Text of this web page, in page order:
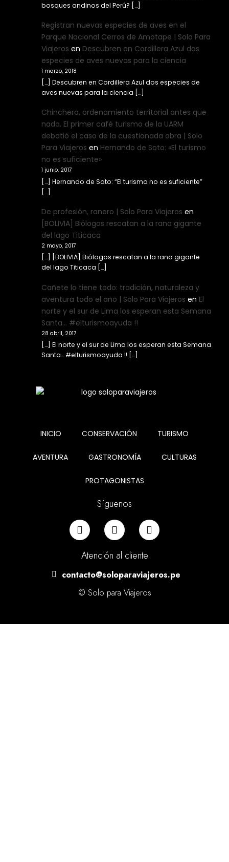
bosques andinos del Perú? […]
Registran nuevas especies de aves en el
Parque Nacional Cerros de Amotape | Solo Para
Viajeros en Descubren en Cordillera Azul dos
especies de aves nuevas para la ciencia
1 marzo, 2018
[…] Descubren en Cordillera Azul dos especies de
aves nuevas para la ciencia […]
Chinchero, ordenamiento territorial antes que
nada. El primer café turismo de la UARM
debatió el caso de la cuestionada obra | Solo
Para Viajeros en Hernando de Soto: «El turismo
no es suficiente»
1 junio, 2017
[…] Hernando de Soto: “El turismo no es suficiente”
[…]
De profesión, ranero | Solo Para Viajeros en
[BOLIVIA] Biólogos rescatan a la rana gigante
del lago Titicaca
2 mayo, 2017
[…] [BOLIVIA] Biólogos rescatan a la rana gigante
del lago Titicaca […]
Cañete lo tiene todo: tradición, naturaleza y
aventura todo el año | Solo Para Viajeros en El
norte y el sur de Lima los esperan esta Semana
Santa… #elturismoayuda !!
28 abril, 2017
[…] El norte y el sur de Lima los esperan esta Semana
Santa… #elturismoayuda !! […]
INICIO CONSERVACIÓN TURISMO
AVENTURA GASTRONOMÍA CULTURAS
PROTAGONISTAS
Síguenos
Atención al cliente
contacto@soloparaviajeros.pe
© Solo para Viajeros